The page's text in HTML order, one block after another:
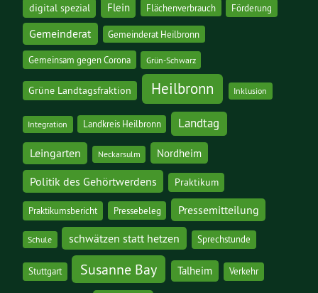
digital spezial Flein Flächenverbrauch Förderung
Gemeinderat Gemeinderat Heilbronn
Gemeinsam gegen Corona Grün-Schwarz
Grüne Landtagsfraktion Heilbronn Inklusion
Integration Landkreis Heilbronn Landtag
Leingarten Neckarsulm Nordheim
Politik des Gehörtwerdens Praktikum
Praktikumsbericht Pressebeleg Pressemitteilung
Schule schwätzen statt hetzen Sprechstunde
Stuttgart Susanne Bay Talheim Verkehr